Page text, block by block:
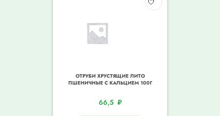
ОТРУБИ ХРУСТЯЩИЕ ЛИТО
ПШЕНИЧНЫЕ С КАЛЬЦИЕМ 100Г
66,5 ₽